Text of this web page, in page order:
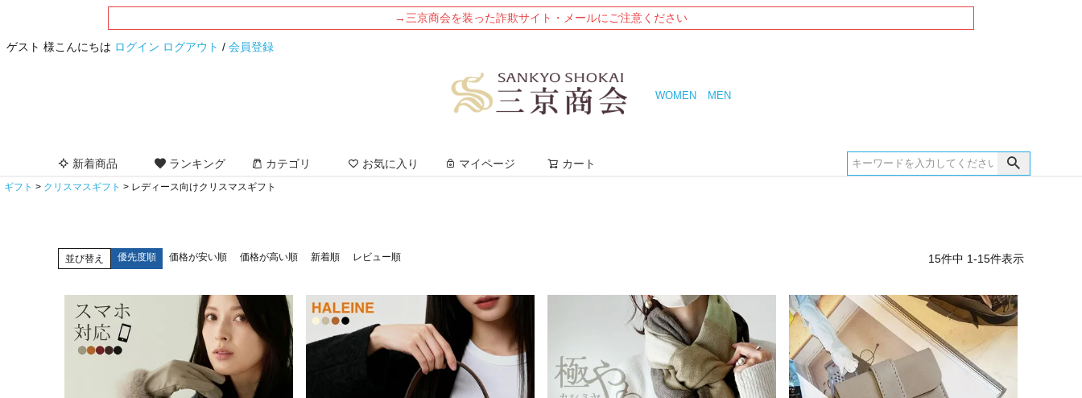
→三京商会を装った詐欺サイト・メールにご注意ください
ゲスト 様こんにちは ログイン ログアウト / 会員登録
WOMEN MEN
新着商品 ランキング カテゴリ お気に入り マイページ カート
ギフト クリスマスギフト レディース向けクリスマスギフト
並び替え 優先度順 価格が安い順 価格が高い順 新着順 レビュー順 15件中 1-15件表示